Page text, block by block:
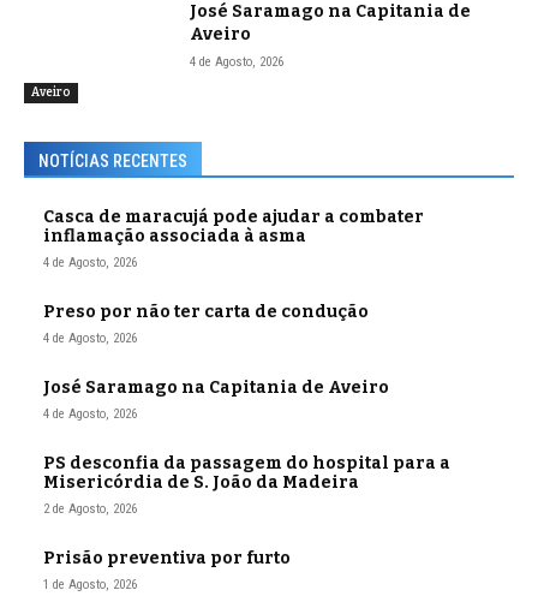
Aveiro
José Saramago na Capitania de
Aveiro
4 de Agosto, 2026
NOTÍCIAS RECENTES
Casca de maracujá pode ajudar a combater
inflamação associada à asma
4 de Agosto, 2026
Preso por não ter carta de condução
4 de Agosto, 2026
José Saramago na Capitania de Aveiro
4 de Agosto, 2026
PS desconfia da passagem do hospital para a
Misericórdia de S. João da Madeira
2 de Agosto, 2026
Prisão preventiva por furto
1 de Agosto, 2026